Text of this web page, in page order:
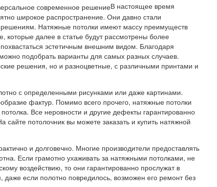
В настоящее время
широкое распространение. Они давно стали
Натяжные потолки имеют массу преимуществ
которые далее в статье будут рассмотрены более
эстетичным внешним видом. Благодаря
подобрать варианты для самых разных случаев.
решения, но и разноцветные, с различными принтами и
с определенными рисунками или даже картинами.
фактур. Помимо всего прочего, натяжные потолки
Все неровности и другие дефекты гарантированно
сайте потолочник вы можете заказать и купить натяжной
и долговечно. Многие производители предоставлять
Если грамотно ухаживать за натяжными потолками, не
воздействию, то они гарантированно прослужат в
даже если полотно повредилось, возможен его ремонт без